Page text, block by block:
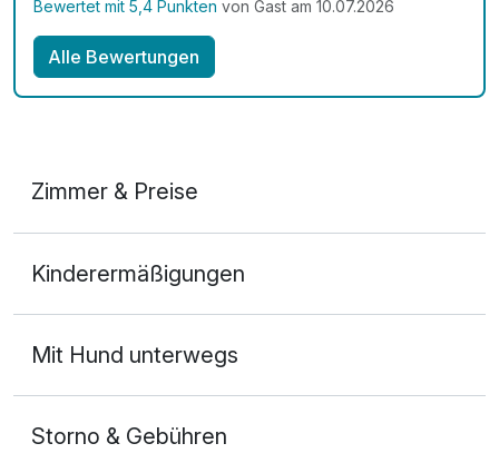
Bewertet mit 5,4 Punkten von Gast am 10.07.2026
Alle Bewertungen
Zimmer & Preise
2 Erwachsene
Kinderermäßigungen
Mit Hund unterwegs
Storno & Gebühren